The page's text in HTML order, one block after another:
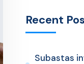
Recent
Subastas